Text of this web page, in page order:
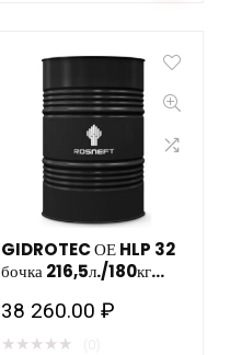
GIDROTEC ОЕ HLP 32
бочка 216,5л./180кг
38 260.00₽
★ ★ ★ ★ ★